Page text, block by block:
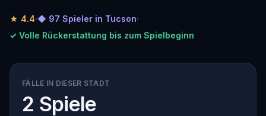
★ 4.4·◆ 97 Spieler in Tucson·
✓ Volle Rückerstattung bis zum Spielbeginn
FÄLLE IN DIESER STADT
2 Spiele